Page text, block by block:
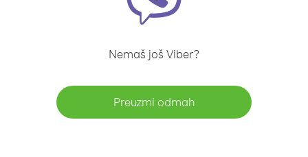
Nemaš još Viber?
Preuzmi odmah